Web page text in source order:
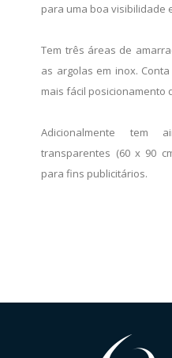
para uma boa visibilidade
Tem três áreas de
as argolas em inox.
mais fácil posicionamento
Adicionalmente tem
transparentes (60 x 90
para fins publicitários.